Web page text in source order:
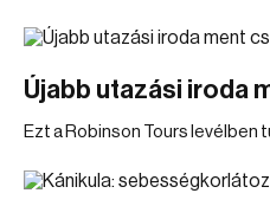
Újabb utazási iroda
Ezt a Robinson Tours levélben